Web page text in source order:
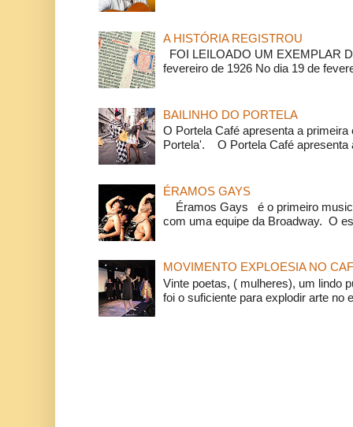
A HISTÓRIA REGISTROU
FOI LEILOADO UM EXEMPLAR
fevereiro de 1926 No dia 19 de
BAILINHO DO PORTELA
O Portela Café apresenta a
Portela'. O Portela Café apresenta
ÉRAMOS GAYS
Éramos Gays é o primeiro
com uma equipe da Broadway. O
MOVIMENTO EXPLOESIA NO
Vinte poetas, ( mulheres), um lindo
foi o suficiente para explodir arte no